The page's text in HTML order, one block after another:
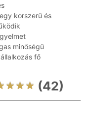
korszerű és
minőségű
fő
(42)